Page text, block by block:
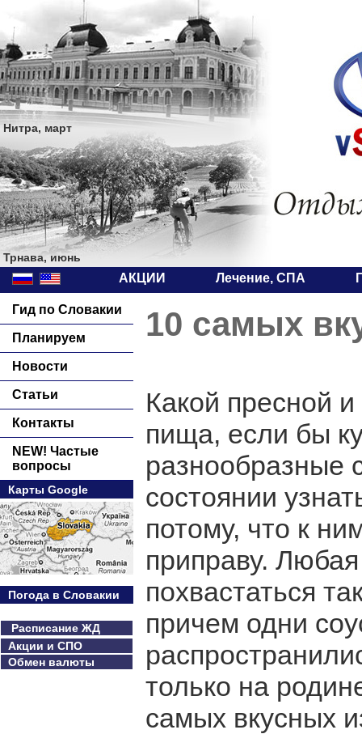
Нитра, март
Трнава, июнь
АКЦИИ Лечение, СПА
Гид по Словакии
Планируем
Новости
Статьи
Контакты
NEW! Частые
вопросы
Карты Google
Погода в Словакии
Расписание ЖД
Акции и СПО
Обмен валюты
10 самых
Какой пресной
пища, если бы
разнообразные
состоянии
потому, что к
приправу.
похвастаться
причем одни
только на
самых вкусных